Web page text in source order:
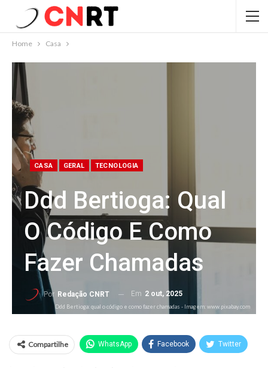
Home Casa
CASA GERAL TECNOLOGIA
Ddd Bertioga: Qual
O Código E Como
Fazer Chamadas
Por Redação CNRT Em 2 out, 2025
Ddd Bertioga: qual o código e como fazer chamadas - Imagem: www.pixabay.com
Compartilhe WhatsApp Facebook Twitter